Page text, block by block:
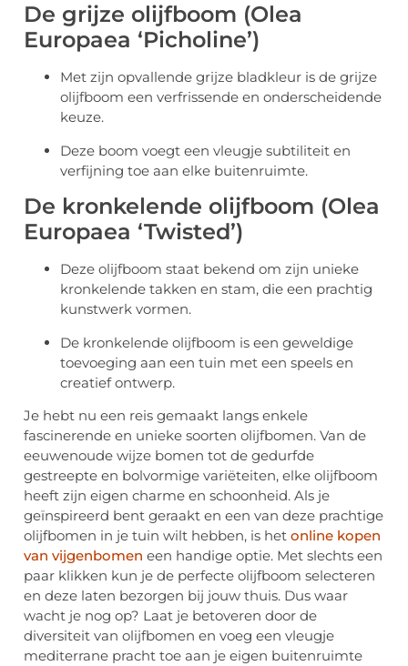
De grijze olijfboom (Olea
Europaea ‘Picholine’)
Met zijn opvallende grijze bladkleur is de grijze
olijfboom een verfrissende en onderscheidende
keuze.
Deze boom voegt een vleugje subtiliteit en
verfijning toe aan elke buitenruimte.
De kronkelende olijfboom (Olea
Europaea ‘Twisted’)
Deze olijfboom staat bekend om zijn unieke
kronkelende takken en stam, die een prachtig
kunstwerk vormen.
De kronkelende olijfboom is een geweldige
toevoeging aan een tuin met een speels en
creatief ontwerp.
Je hebt nu een reis gemaakt langs enkele
fascinerende en unieke soorten olijfbomen. Van de
eeuwenoude wijze bomen tot de gedurfde
gestreepte en bolvormige variëteiten, elke olijfboom
heeft zijn eigen charme en schoonheid. Als je
geïnspireerd bent geraakt en een van deze prachtige
olijfbomen in je tuin wilt hebben, is het online kopen
van vijgenbomen een handige optie. Met slechts een
paar klikken kun je de perfecte olijfboom selecteren
en deze laten bezorgen bij jouw thuis. Dus waar
wacht je nog op? Laat je betoveren door de
diversiteit van olijfbomen en voeg een vleugje
mediterrane pracht toe aan je eigen buitenruimte